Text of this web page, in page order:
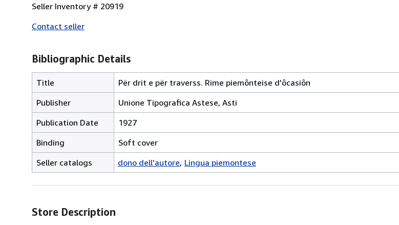
Seller Inventory # 20919
Contact seller
Bibliographic Details
Title
Për drit e për traverss. Rime piemônteise d'ôcasiôn
Publisher
Unione Tipografica Astese, Asti
Publication Date
1927
Binding
Soft cover
Seller catalogs
dono dell'autore Lingua piemontese
Store Description